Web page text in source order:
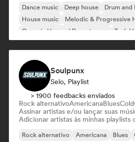
Dance music Deep house Drum and
House music
Melodic & Progressive
Organic House / Downtempo
Tech
Soulpunx
Selo, Playlist
> 1900 feedbacks enviados
Rock alternativoAmericanaBlues
Assinar artistas e/ou lançar suas
Adicionar artistas às minhas playlists
Rock alternativo Americana Blues